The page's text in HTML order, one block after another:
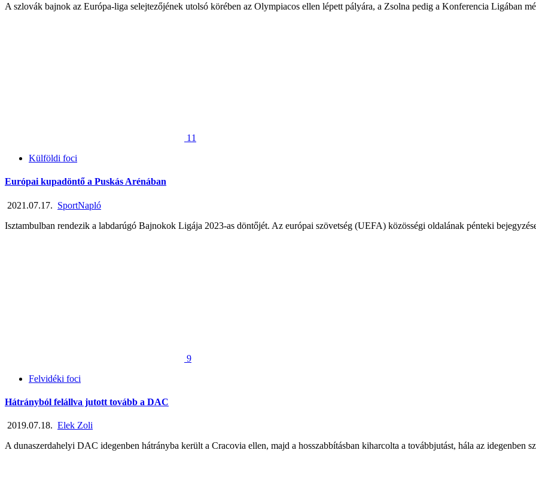
A szlovák bajnok az Európa-liga selejtezőjének utolsó körében az Olympiacos ellen lépett pályára, a Zsolna pedig a Konferencia Ligában
11
Külföldi foci
Európai kupadöntő a Puskás Arénában
2021.07.17. SportNapló
Isztambulban rendezik a labdarúgó Bajnokok Ligája 2023-as döntőjét. Az európai szövetség (UEFA) közösségi oldalának pénteki
9
Felvidéki foci
Hátrányból felállva jutott tovább a DAC
2019.07.18. Elek Zoli
A dunaszerdahelyi DAC idegenben hátrányba került a Cracovia ellen, majd a hosszabbításban kiharcolta a továbbjutást, hála az idegenben